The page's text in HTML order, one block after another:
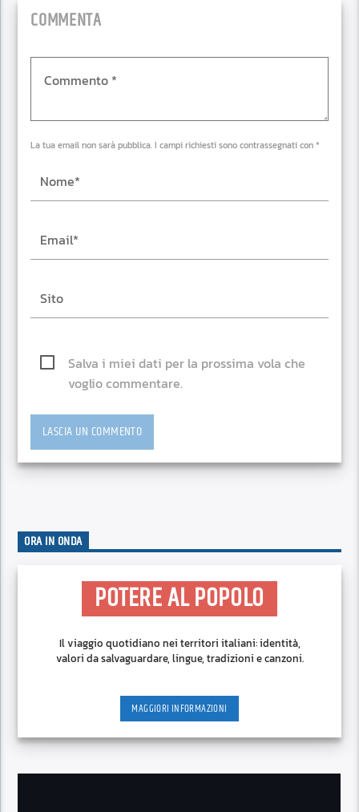
COMMENTA
La tua email non sarà pubblica. I campi richiesti sono contrassegnati con *
Salva i miei dati per la prossima vola che
voglio commentare.
ORA IN ONDA
POTERE AL POPOLO
Il viaggio quotidiano nei territori italiani: identità,
valori da salvaguardare, lingue, tradizioni e canzoni.
MAGGIORI INFORMAZIONI